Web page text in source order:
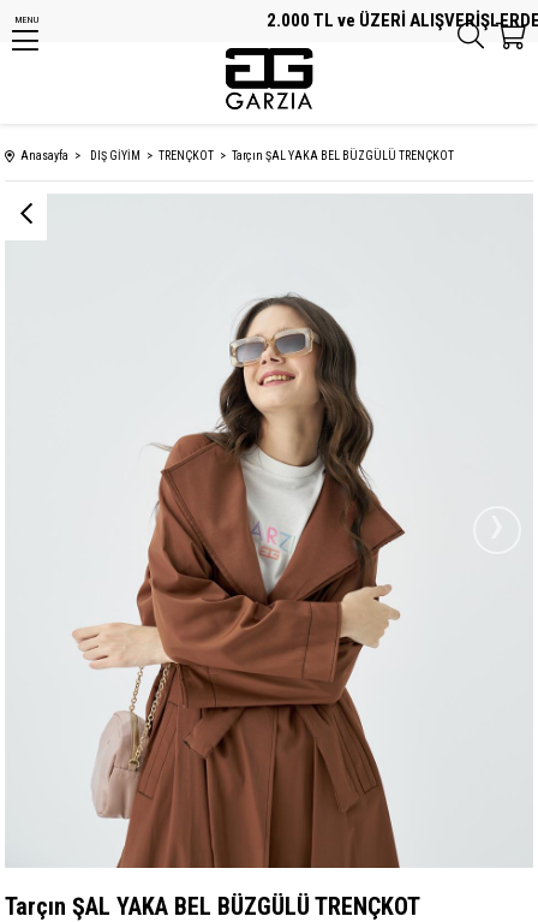
2.000 TL ve ÜZERİ ALIŞVERİŞLERDE
MENU
Anasayfa DIŞ GİYİM TRENÇKOT Tarçın ŞAL YAKA BEL BÜZGÜLÜ TRENÇKOT
Tarçın ŞAL YAKA BEL BÜZGÜLÜ TRENÇKOT